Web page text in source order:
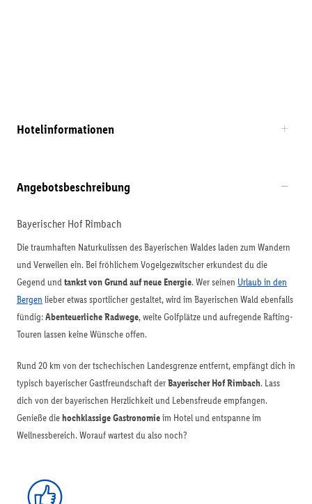
Hotelinformationen
Angebotsbeschreibung
Bayerischer Hof Rimbach
Die traumhaften Naturkulissen des Bayerischen Waldes laden zum Wandern
und Verweilen ein. Bei fröhlichem Vogelgezwitscher erkundest du die
Gegend undtankst von Grund auf neue Energie. Wer seinen Urlaub in den
Bergen lieber etwas sportlicher gestaltet, wird im Bayerischen Wald ebenfalls
fündig:Abenteuerliche Radwege, weite Golfplätze und aufregende Rafting-
Touren lassen keine Wünsche offen.
Rund 20 km von der tschechischen Landesgrenze entfernt, empfängt dich in
typisch bayerischer Gastfreundschaft derBayerischer Hof Rimbach. Lass
dich von der bayerischen Herzlichkeit und Lebensfreude empfangen.
Genieße diehochklassige Gastronomieim Hotel und entspanne im
Wellnessbereich. Worauf wartest du also noch?